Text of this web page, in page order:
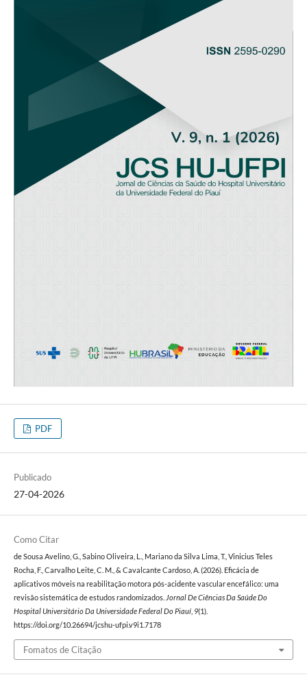
PDF
Publicado
27-04-2026
Como Citar
de Sousa Avelino, G., Sabino Oliveira, L., Mariano da Silva Lima, T., Vinicius Teles
Rocha, F., Carvalho Leite, C. M., & Cavalcante Cardoso, A. (2026). Eficácia de
aplicativos móveis na reabilitação motora pós-acidente vascular encefálico: uma
revisão sistemática de estudos randomizados. Jornal De Ciências Da Saúde Do
Hospital Universitário Da Universidade Federal Do Piauí, 9(1).
https://doi.org/10.26694/jcshu-ufpi.v9i1.7178
Fomatos de Citação